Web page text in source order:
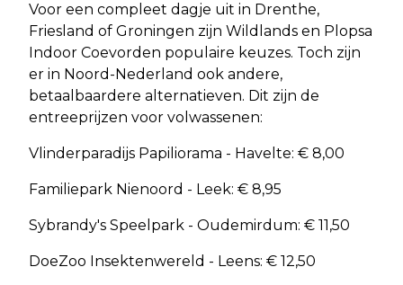
Voor een compleet dagje uit in Drenthe,
Friesland of Groningen zijn Wildlands en Plopsa
Indoor Coevorden populaire keuzes. Toch zijn
er in Noord-Nederland ook andere,
betaalbaardere alternatieven. Dit zijn de
entreeprijzen voor volwassenen:
Vlinderparadijs Papiliorama - Havelte: € 8,00
Familiepark Nienoord - Leek: € 8,95
Sybrandy's Speelpark - Oudemirdum: € 11,50
DoeZoo Insektenwereld - Leens: € 12,50